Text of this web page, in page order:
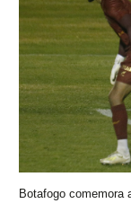
Botafogo comemora